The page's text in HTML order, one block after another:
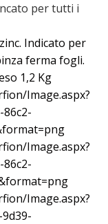
per tutti i
Indicato per
ferma fogli.
1,2 Kg
Image.aspx?
86c2-
Image.aspx?
86c2-
Image.aspx?